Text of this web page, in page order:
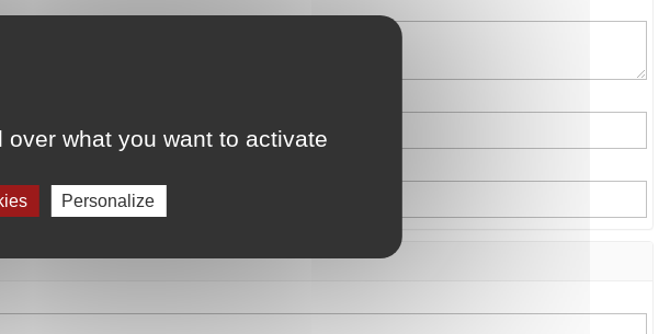
what you want to activate
Personalize